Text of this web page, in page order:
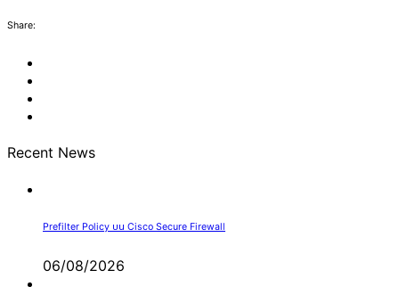
Share:
Recent News
Prefilter Policy บน Cisco Secure Firewall
06/08/2026